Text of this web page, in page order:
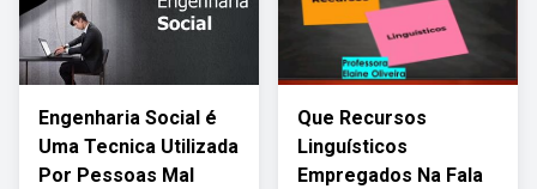
Engenharia Social é
Uma Tecnica Utilizada
Por Pessoas Mal
Que Recursos
Linguísticos
Empregados Na Fala